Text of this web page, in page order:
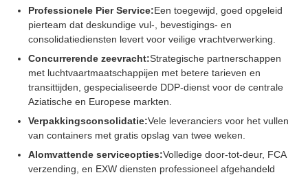
Professionele Pier Service:Een toegewijd, goed opgeleid
pierteam dat deskundige vul-, bevestigings- en
consolidatiediensten levert voor veilige vrachtverwerking.
Concurrerende zeevracht:Strategische partnerschappen
met luchtvaartmaatschappijen met betere tarieven en
transittijden, gespecialiseerde DDP-dienst voor de centrale
Aziatische en Europese markten.
Verpakkingsconsolidatie:Vele leveranciers voor het vullen
van containers met gratis opslag van twee weken.
Alomvattende serviceopties:Volledige door-tot-deur, FCA
verzending, en EXW diensten professioneel afgehandeld